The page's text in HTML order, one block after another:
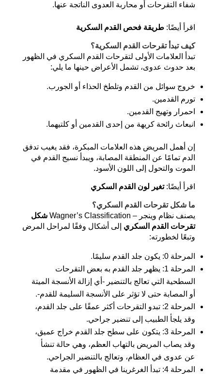
شفاء التقرحات أو محاربة العدوى الناتجة عنها.
اقرأ أيضًا: طريقة فحص القدم السكرية
كيف تبدأ تقرحات القدم السكرية؟
تبدأ العلامات الأولى لتقرحات القدم السكري في الظهور
بعد حدوث عدوى، تشمل الأعراض حينها ما يلي:
خروج سوائل من القدم وتلطخ الحذاء أو الجورب.
تورم القدمين.
احمرار وتهيج القدمين.
انبعاث رائحة كريهة من إحدى القدمين أو كلتيهما.
إن أهمل المريض هذه العلامات المبكرة، فقد يغيب تدفق
الدم تمامًا عن المنطقة المصابة، ويبدأ نسيج القدم في
الموت والتحول إلى اللون الأسود.
اقرأ أيضًا: تغير لون القدم السكري
ما شكل تقرحات القدم السكري؟
يصنف نظام وينجر – Wagner’s Classification
شكل
تقرحات القدم السكري إلى أشكال وفقًا لمراحل المرض
وتبعًا لخطورته:
المرحلة 0: يكون جلد القدم سليمًا.
المرحلة 1: يظهر جلد القدم به بعض التقرحات
السطحية التي تعالج بالتنضير -أي إزالة الأنسجة الميتة
أو المصابة حتى لا تؤثر على الأنسجة السليمة للقدم-.
المرحلة 2: تبدو التقرحات أكثر عمقًا على جلد القدم،
وقد يلجأ الطبيب إلى تنضير جراحي.
المرحلة 3: يتكون على سطح جلد القدم خراج عميق،
وقد يصاب المريض بالتهاب العظم، وهي حالة تنشأ
عن عدوى في العظام، وتعالج بالتنضير الجراحي.
المرحلة 4: تبدأ الغرغرينا في الظهور في مقدمة